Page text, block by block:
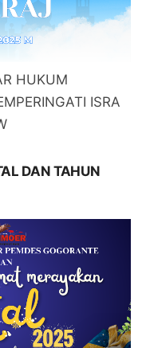
HUKUM
ISRA
DAN TAHUN